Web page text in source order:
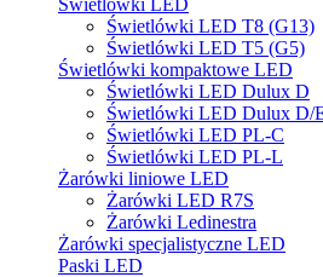
Świetlówki LED T8 (G13)
Świetlówki LED T5 (G5)
Świetlówki kompaktowe LED
Świetlówki LED Dulux D
Świetlówki LED Dulux D/
Świetlówki LED PL-C
Świetlówki LED PL-L
Żarówki liniowe LED
Żarówki LED R7S
Żarówki Ledinestra
Żarówki specjalistyczne LED
Paski LED